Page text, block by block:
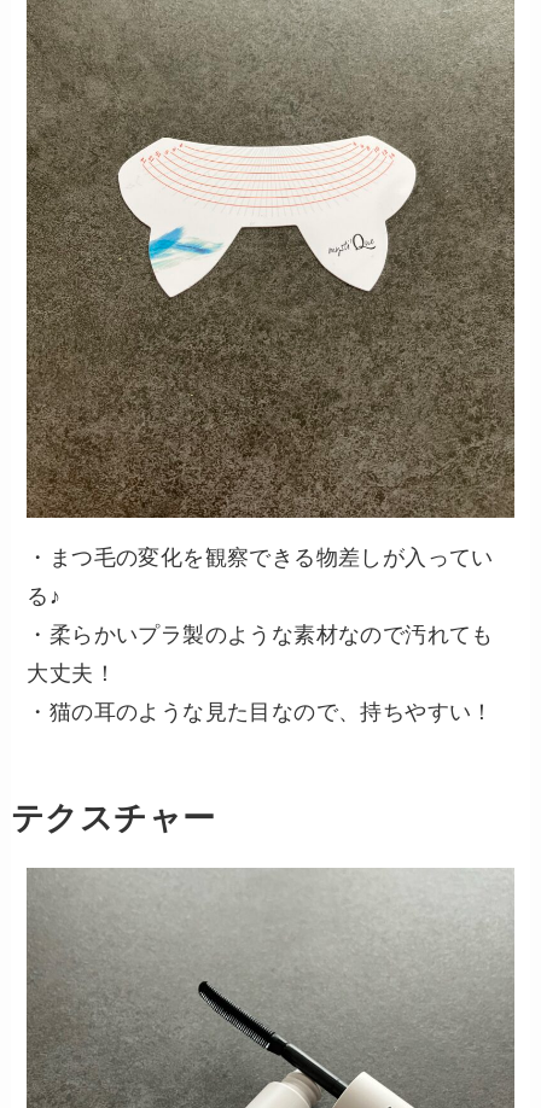
・まつ毛の変化を観察できる物差しが入ってい
る♪
・柔らかいプラ製のような素材なので汚れても
大丈夫！
・猫の耳のような見た目なので、持ちやすい！
テクスチャー